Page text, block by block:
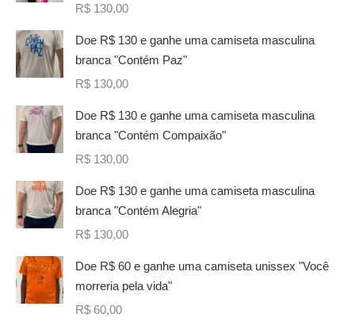
R$ 130,00
Doe R$ 130 e ganhe uma camiseta masculina
branca "Contém Paz"
R$ 130,00
Doe R$ 130 e ganhe uma camiseta masculina
branca "Contém Compaixão"
R$ 130,00
Doe R$ 130 e ganhe uma camiseta masculina
branca "Contém Alegria"
R$ 130,00
Doe R$ 60 e ganhe uma camiseta unissex "Você
morreria pela vida"
R$ 60,00